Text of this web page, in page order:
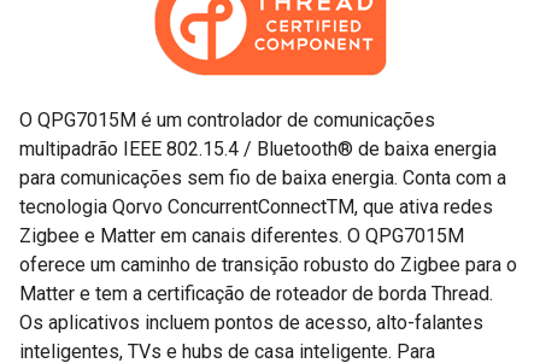
O QPG7015M é um controlador de comunicações
multipadrão IEEE 802.15.4 / Bluetooth® de baixa energia
para comunicações sem fio de baixa energia. Conta com a
tecnologia Qorvo ConcurrentConnectTM, que ativa redes
Zigbee e Matter em canais diferentes. O QPG7015M
oferece um caminho de transição robusto do Zigbee para o
Matter e tem a certificação de roteador de borda Thread.
Os aplicativos incluem pontos de acesso, alto-falantes
inteligentes, TVs e hubs de casa inteligente. Para